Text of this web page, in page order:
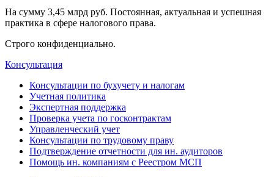
На сумму 3,45 млрд руб. Постоянная, актуальная и успешная
практика в сфере налогового права.
Строго конфиденциально.
Консультация
Консультации по бухучету и налогам
Учетная политика
Экспертная поддержка
Проверка учета по госконтрактам
Управленческий учет
Консультации по трудовому праву
Подтверждение отчетности для ин. аудиторов
Помощь ин. компаниям с Реестром МСП